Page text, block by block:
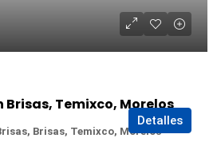
Brisas, Temixco, Morelos
Brisas, Temixco, Morelos
Detalles